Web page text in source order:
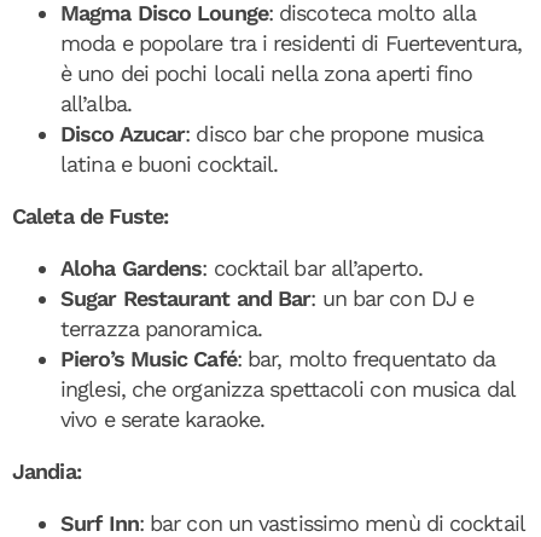
Magma Disco Lounge: discoteca molto alla
moda e popolare tra i residenti di Fuerteventura,
è uno dei pochi locali nella zona aperti fino
all’alba.
Disco Azucar: disco bar che propone musica
latina e buoni cocktail.
Caleta de Fuste:
Aloha Gardens: cocktail bar all’aperto.
Sugar Restaurant and Bar: un bar con DJ e
terrazza panoramica.
Piero’s Music Café: bar, molto frequentato da
inglesi, che organizza spettacoli con musica dal
vivo e serate karaoke.
Jandia:
Surf Inn: bar con un vastissimo menù di cocktail